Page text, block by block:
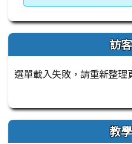
訪
選單載入失敗，請重新整理
教